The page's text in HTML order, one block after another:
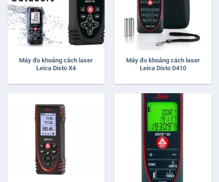
Máy đo khoảng cách laser
Leica Disto X4
Máy đo khoảng cách laser
Leica Disto D410